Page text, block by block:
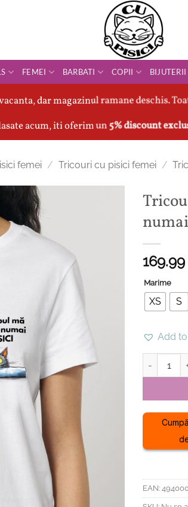
FEMEI BARBATI COPII BIJUTERII
dar magazinul ramane deschis.
acum, iti oferim un5% discount
femei / Tricouri cu pisici femei /
169.99
Marime
XS S
Add
EAN: